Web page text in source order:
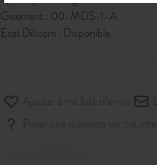
Gisement : 00-MDS-1-A
Etat Dilicom : Disponible
Ajouter à ma liste d’envie
Poser une question sur cet article